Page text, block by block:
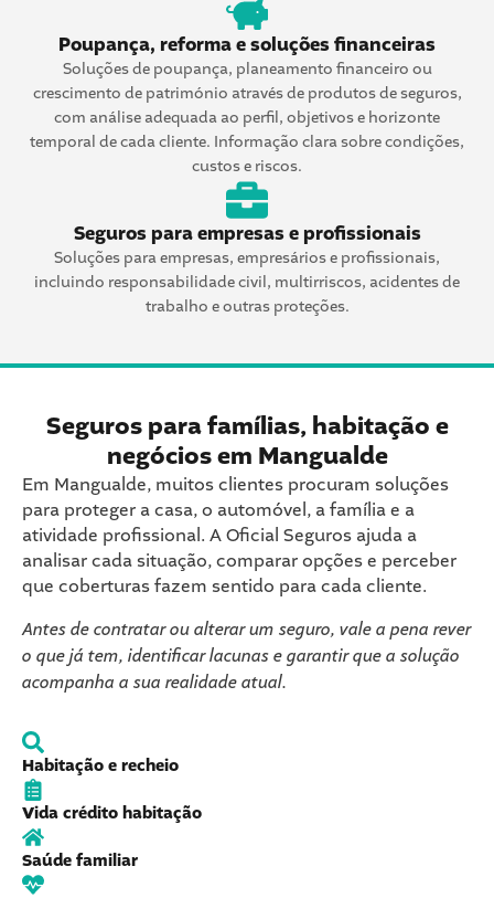
Poupança, reforma e soluções financeiras
Soluções de poupança, planeamento financeiro ou
crescimento de património através de produtos de seguros,
com análise adequada ao perfil, objetivos e horizonte
temporal de cada cliente. Informação clara sobre condições,
custos e riscos.
Seguros para empresas e profissionais
Soluções para empresas, empresários e profissionais,
incluindo responsabilidade civil, multirriscos, acidentes de
trabalho e outras proteções.
Seguros para famílias, habitação e
negócios em Mangualde
Em Mangualde, muitos clientes procuram soluções
para proteger a casa, o automóvel, a família e a
atividade profissional. A Oficial Seguros ajuda a
analisar cada situação, comparar opções e perceber
que coberturas fazem sentido para cada cliente.
Antes de contratar ou alterar um seguro, vale a pena rever
o que já tem, identificar lacunas e garantir que a solução
acompanha a sua realidade atual.
Habitação e recheio
Vida crédito habitação
Saúde familiar